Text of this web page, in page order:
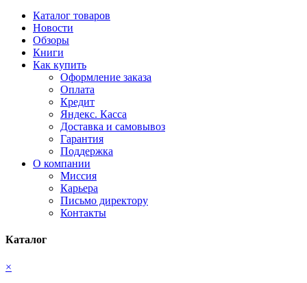
Каталог товаров
Новости
Обзоры
Книги
Как купить
Оформление заказа
Оплата
Кредит
Яндекс. Касса
Доставка и самовывоз
Гарантия
Поддержка
О компании
Миссия
Карьера
Письмо директору
Контакты
Каталог
×